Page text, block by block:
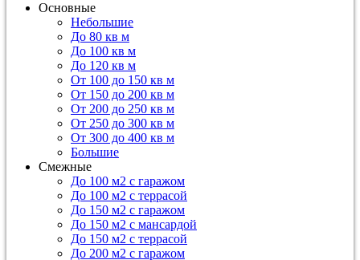
Основные
Небольшие
До 80 кв м
До 100 кв м
До 120 кв м
От 100 до 150 кв м
От 150 до 200 кв м
От 200 до 250 кв м
От 250 до 300 кв м
От 300 до 400 кв м
Большие
Смежные
До 100 м2 с гаражом
До 100 м2 с террасой
До 150 м2 с гаражом
До 150 м2 с мансардой
До 150 м2 с террасой
До 200 м2 с гаражом